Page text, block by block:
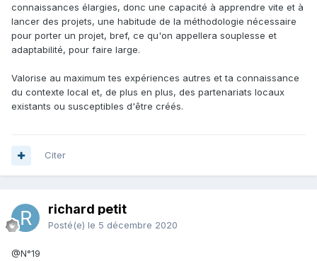
connaissances élargies, donc une capacité à apprendre vite et à
lancer des projets, une habitude de la méthodologie nécessaire
pour porter un projet, bref, ce qu'on appellera souplesse et
adaptabilité, pour faire large.
Valorise au maximum tes expériences autres et ta connaissance
du contexte local et, de plus en plus, des partenariats locaux
existants ou susceptibles d'être créés.
Citer
richard petit
Posté(e) le 5 décembre 2020
@N°19